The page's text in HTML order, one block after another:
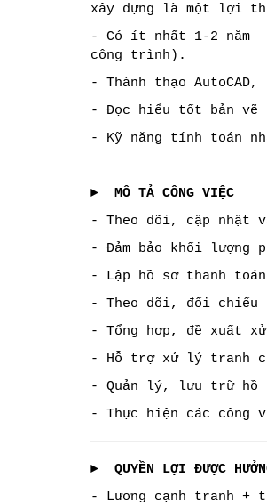
xây dựng là một lợi
- Có ít nhất 1-2 năm
công trình).
- Thành thạo
- Đọc hiểu tốt bản vẽ
- Kỹ năng tính toán
► MÔ TẢ CÔNG VIỆC
- Theo dõi, cập nhật
- Đảm bảo khối lượng
- Lập hồ sơ thanh
- Theo dõi, đối chiếu
- Tổng hợp, đề xuất
- Hỗ trợ xử lý tranh
- Quản lý, lưu trữ hồ
- Thực hiện các công
► QUYỀN LỢI ĐƯỢC
- Lương cạnh tranh +